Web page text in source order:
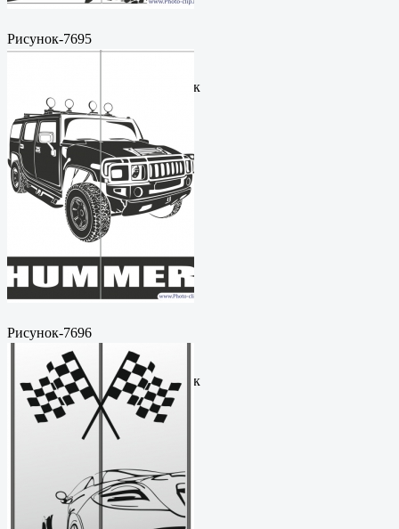
Рисунок-7695
Пескоструйный
руб.Метки: векторный рисунок
Рисунок-7696
Пескоструйный
рисунокФормат: cdrЦена: 200
руб.Метки: векторный рисунок